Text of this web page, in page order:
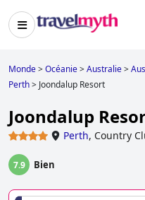
Monde>Océanie>Australie>
Perth> Joondalup Resort
Joondalup
Perth, Country
7.9 Bien